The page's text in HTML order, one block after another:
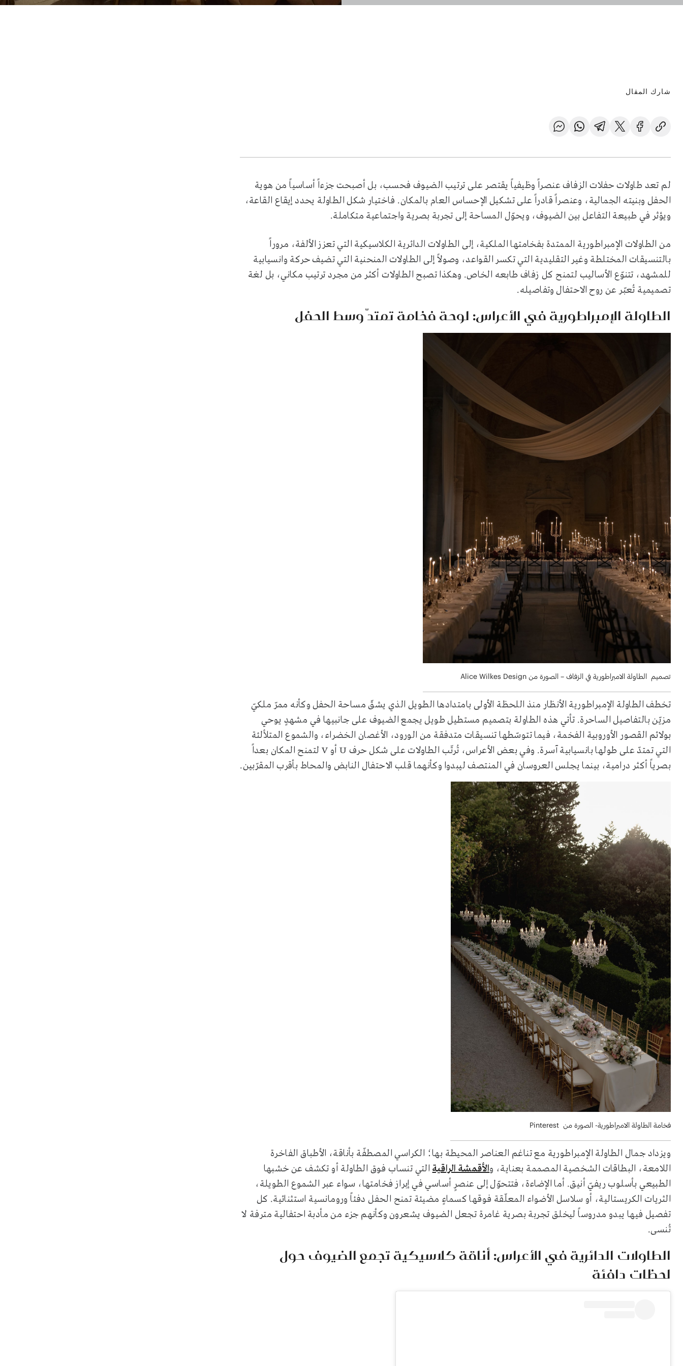
شارك المقال
لم تعد طاولات حفلات الزفاف عنصراً وظيفياً يقتصر على ترتيب الضيوف فحسب، بل أصبحت جزءاً أساسياً من هوية
الحفل وبنيته الجمالية، وعنصراً قادراً على تشكيل الإحساس العام بالمكان. فاختيار شكل الطاولة يحدد إيقاع القاعة،
ويؤثر في طبيعة التفاعل بين الضيوف، ويحوّل المساحة إلى تجربة بصرية واجتماعية متكاملة.
من الطاولات الإمبراطورية الممتدة بفخامتها الملكية، إلى الطاولات الدائرية الكلاسيكية التي تعزز الألفة، مروراً
بالتنسيقات المختلطة وغير التقليدية التي تكسر القواعد، وصولاً إلى الطاولات المنحنية التي تضيف حركة وانسيابية
للمشهد، تتنوّع الأساليب لتمنح كل زفاف طابعه الخاص. وهكذا تصبح الطاولات أكثر من مجرد ترتيب مكاني، بل لغة
تصميمية تُعبّر عن روح الاحتفال وتفاصيله.
الطاولة الإمبراطورية في الأعراس: لوحة فخامة تمتدّ وسط الحفل
تصميم الطاولة الامبراطورية في الزفاف – الصورة من Alice Wilkes Design
تخطف الطاولة الإمبراطورية الأنظار منذ اللحظة الأولى بامتدادها الطويل الذي يشقّ مساحة الحفل وكأنه ممرّ ملكيّ
مزيّن بالتفاصيل الساحرة. تأتي هذه الطاولة بتصميم مستطيل طويل يجمع الضيوف على جانبيها في مشهدٍ يوحي
بولائم القصور الأوروبية الفخمة، فيما تتوسّطها تنسيقات متدفقة من الورود، الأغصان الخضراء، والشموع المتلألئة
التي تمتدّ على طولها بانسيابية آسرة. وفي بعض الأعراس، تُرتّب الطاولات على شكل حرف U أو V لتمنح المكان بعداً
بصرياً أكثر درامية، بينما يجلس العروسان في المنتصف ليبدوا وكأنهما قلب الاحتفال النابض والمحاط بأقرب المقرّبين.
فخامة الطاولة الامبراطورية- الصورة من Pinterest
ويزداد جمال الطاولة الإمبراطورية مع تناغم العناصر المحيطة بها؛ الكراسي المصطفّة بأناقة، الأطباق الفاخرة
اللامعة، البطاقات الشخصية المصممة بعناية، والأقمشة الراقيةالتي تنساب فوق الطاولة أو تكشف عن خشبها
الطبيعي بأسلوب ريفيّ أنيق. أما الإضاءة، فتتحوّل إلى عنصرٍ أساسي في إبراز فخامتها، سواء عبر الشموع الطويلة،
الثريات الكريستالية، أو سلاسل الأضواء المعلّقة فوقها كسماءٍ مضيئة تمنح الحفل دفئاً ورومانسية استثنائية. كل
تفصيل فيها يبدو مدروساً ليخلق تجربة بصرية غامرة تجعل الضيوف يشعرون وكأنهم جزء من مأدبة احتفالية مترفة لا
تُنسى.
الطاولات الدائرية في الأعراس: أناقة كلاسيكية تجمع الضيوف حول
لحظات دافئة